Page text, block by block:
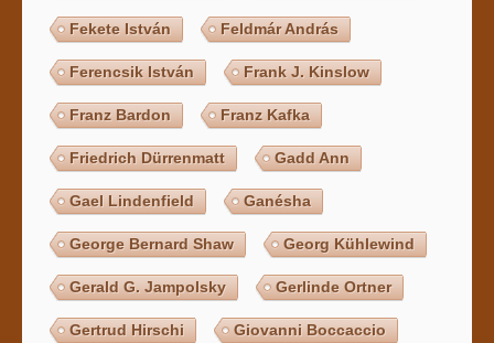
Fekete István Feldmár András
Ferencsik István Frank J. Kinslow
Franz Bardon Franz Kafka
Friedrich Dürrenmatt Gadd Ann
Gael Lindenfield Ganésha
George Bernard Shaw Georg Kühlewind
Gerald G. Jampolsky Gerlinde Ortner
Gertrud Hirschi Giovanni Boccaccio